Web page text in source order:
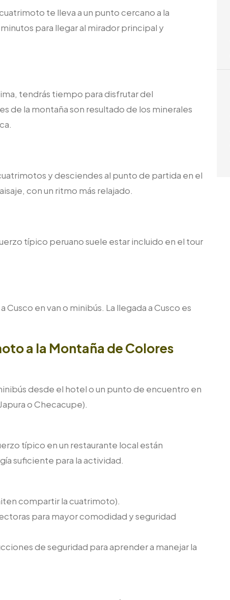
te lleva a un punto cercano a la
para llegar al mirador principal y
tendrás tiempo para disfrutar del
de la montaña son resultado de los minerales
y desciendes al punto de partida en el
con un ritmo más relajado.
típico peruano suele estar incluido en el tour
en van o minibús. La llegada a Cusco es
a la Montaña de Colores
desde el hotel o un punto de encuentro en
o Checacupe).
típico en un restaurante local están
suficiente para la actividad.
compartir la cuatrimoto).
para mayor comodidad y seguridad
de seguridad para aprender a manejar la